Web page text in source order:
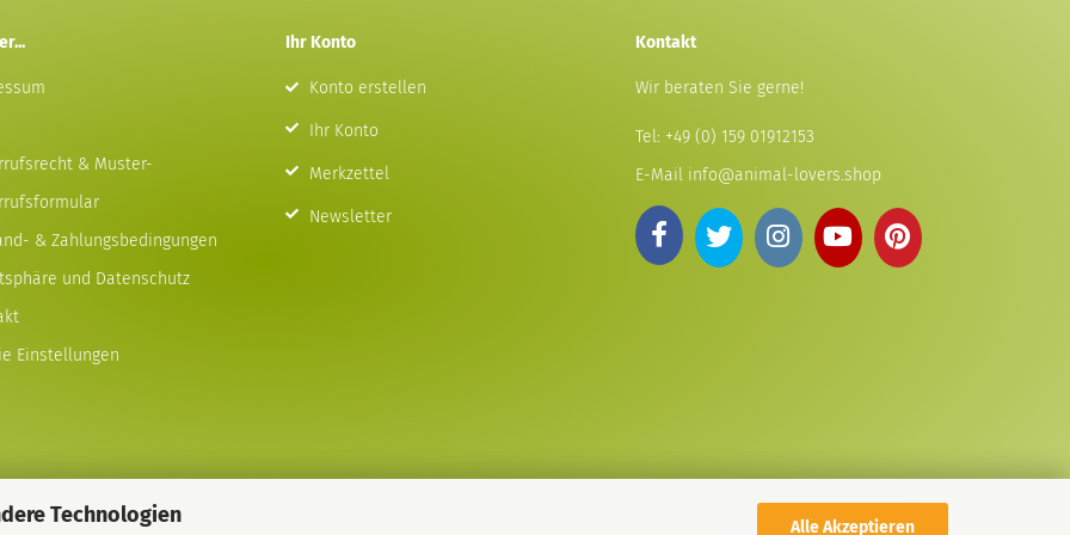
Technologien Alle Akzeptieren
& Muster-
& Zahlungsbedingungen
und Datenschutz
Einstellungen
Ihr Konto
Konto erstellen
Ihr Konto
Merkzettel
Newsletter
Kontakt
Wir beraten Sie gerne!
Tel: +49 (0) 159 01912153
E-Mail info@animal-lovers.shop